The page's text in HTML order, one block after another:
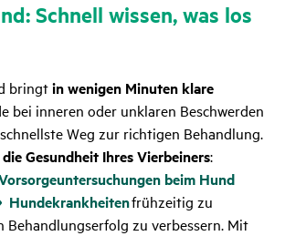
Schnell wissen, was los
bringtin wenigen Minuten klare
bei inneren oder unklaren Beschwerden
Weg zur richtigen Behandlung.
Gesundheit Ihres Vierbeiners:
beim Hund
Hundekrankheitenfrühzeitig zu
Behandlungserfolg zu verbessern. Mit